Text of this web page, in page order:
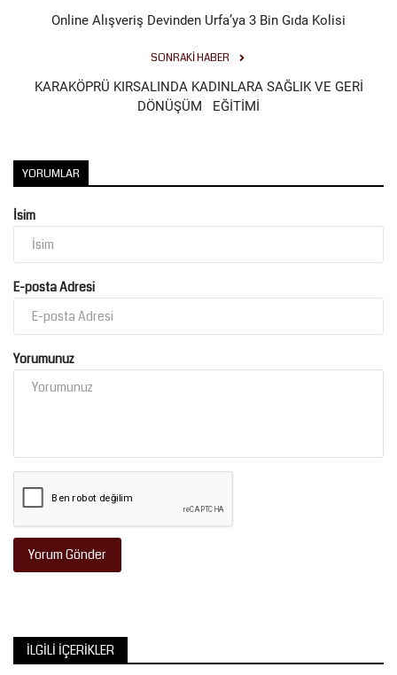
Online Alışveriş Devinden Urfa’ya 3 Bin Gıda Kolisi
SONRAKI HABER
KARAKÖPRÜ KIRSALINDA KADINLARA SAĞLIK VE GERİ
DÖNÜŞÜM EĞİTİMİ
YORUMLAR
İsim
E-posta Adresi
Yorumunuz
Yorum Gönder
İLGILI İÇERIKLER